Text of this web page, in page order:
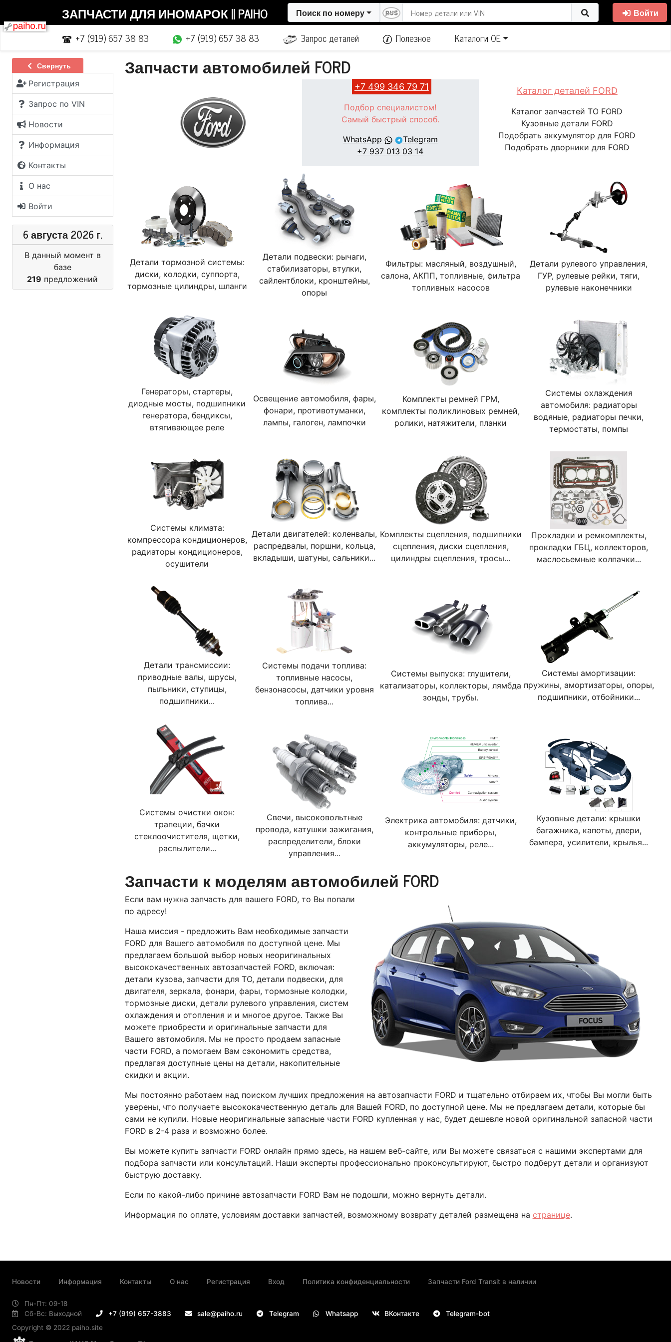
ЗАПЧАСТИ ДЛЯ ИНОМАРОК || PAIHO Поиск по номеру Войти
+7 (919) 657 38 83 +7 (919) 657 38 83 Запрос деталей Полезное Каталоги ОЕ
Свернуть
Регистрация
Запрос по VIN
Новости
Информация
Контакты
О нас
Войти
6 августа 2026 г.
В данный момент в
базе
219 предложений
Запчасти автомобилей FORD
+7 499 346 79 71
Подбор специалистом!
Самый быстрый способ.
WhatsApp
Telegram
+7 937 013 03 14
Каталог деталей FORD
Каталог запчастей ТО FORD
Кузовные детали FORD
Подобрать аккумулятор для FORD
Подобрать дворники для FORD
Детали тормозной системы:
диски, колодки, суппорта,
тормозные цилиндры, шланги
Детали подвески: рычаги,
стабилизаторы, втулки,
сайлентблоки, кронштейны,
опоры
Фильтры: масляный, воздушный,
салона, АКПП, топливные, фильтра
топливных насосов
Детали рулевого управления,
ГУР, рулевые рейки, тяги,
рулевые наконечники
Генераторы, стартеры,
диодные мосты, подшипники
генератора, бендиксы,
втягивающее реле
Освещение автомобиля, фары,
фонари, противотуманки,
лампы, галоген, лампочки
Комплекты ремней ГРМ,
комплекты поликлиновых ремней,
ролики, натяжители, планки
Системы охлаждения
автомобиля: радиаторы
водяные, радиаторы печки,
термостаты, помпы
Системы климата:
компрессора кондиционеров,
радиаторы кондиционеров,
осушители
Детали двигателей: коленвалы,
распредвалы, поршни, кольца,
вкладыши, шатуны, сальники...
Комплекты сцепления, подшипники
сцепления, диски сцепления,
цилиндры сцепления, тросы...
Прокладки и ремкомплекты,
прокладки ГБЦ, коллекторов,
маслосьемные колпачки...
Детали трансмиссии:
приводные валы, шрусы,
пыльники, ступицы,
подшипники...
Системы подачи топлива:
топливные насосы,
бензонасосы, датчики уровня
топлива...
Системы выпуска: глушители,
катализаторы, коллекторы, лямбда
зонды, трубы.
Системы амортизации:
пружины, амортизаторы, опоры,
подшипники, отбойники...
Системы очистки окон:
трапеции, бачки
стеклоочистителя, щетки,
распылители...
Свечи, высоковольтные
провода, катушки зажигания,
распределители, блоки
управления...
Электрика автомобиля: датчики,
контрольные приборы,
аккумуляторы, реле...
Кузовные детали: крышки
багажника, капоты, двери,
бампера, усилители, крылья...
Запчасти к моделям автомобилей FORD
Если вам нужна запчасть для вашего FORD, то Вы попали
по адресу!
Наша миссия - предложить Вам необходимые запчасти
FORD для Вашего автомобиля по доступной цене. Мы
предлагаем большой выбор новых неоригинальных
высококачественных автозапчастей FORD, включая:
детали кузова, запчасти для ТО, детали подвески, для
двигателя, зеркала, фонари, фары, тормозные колодки,
тормозные диски, детали рулевого управления, систем
охлаждения и отопления и и многое другое. Также Вы
можете приобрести и оригинальные запчасти для
Вашего автомобиля. Мы не просто продаем запасные
части FORD, а помогаем Вам сэкономить средства,
предлагая доступные цены на детали, накопительные
скидки и акции.
Мы постоянно работаем над поиском лучших предложения на автозапчасти FORD и тщательно отбираем их, чтобы Вы могли быть
уверены, что получаете высококачественную деталь для Вашей FORD, по доступной цене. Мы не предлагаем детали, которые бы
сами не купили. Новые неоригинальные запасные части FORD купленная у нас, будет дешевле новой оригинальной запасной части
FORD в 2-4 раза и возможно более.
Вы можете купить запчасти FORD онлайн прямо здесь, на нашем веб-сайте, или Вы можете связаться с нашими экспертами для
подбора запчасти или консультаций. Наши эксперты профессионально проконсультируют, быстро подберут детали и организуют
быструю доставку.
Если по какой-либо причине автозапчасти FORD Вам не подошли, можно вернуть детали.
Информация по оплате, условиям доставки запчастей, возможному возврату деталей размещена на странице.
Новости Информация Контакты О нас Регистрация Вход Политика конфиденциальности Запчасти Ford Transit в наличии
Пн-Пт: 09-18
Сб-Вс: Выходной
+7 (919) 657-3883 sale@paiho.ru Telegram Whatsapp ВКонтакте
Telegram-bot
Copyright © 2022 paiho.site